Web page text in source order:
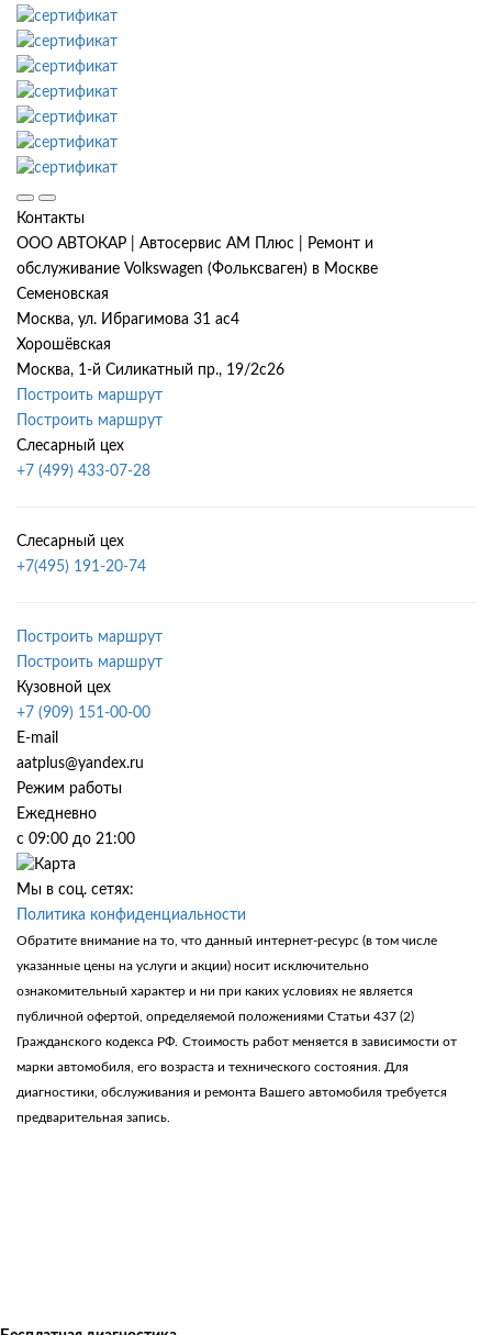
Контакты
ООО АВТОКАР | Автосервис АМ Плюс | Ремонт и
обслуживание Volkswagen (Фольксваген) в Москве
Семеновская
Москва, ул. Ибрагимова 31 ас4
Хорошёвская
Москва, 1-й Силикатный пр., 19/2с26
Построить маршрут
Построить маршрут
Слесарный цех
+7 (499) 433-07-28
Слесарный цех
+7(495) 191-20-74
Построить маршрут
Построить маршрут
Кузовной цех
+7 (909) 151-00-00
E-mail
aatplus@yandex.ru
Режим работы
Ежедневно
с 09:00 до 21:00
Мы в соц. сетях:
Политика конфиденциальности
Обратите внимание на то, что данный интернет-ресурс (в том числе
указанные цены на услуги и акции) носит исключительно
ознакомительный характер и ни при каких условиях не является
публичной офертой, определяемой положениями Статьи 437 (2)
Гражданского кодекса РФ. Стоимость работ меняется в зависимости от
марки автомобиля, его возраста и технического состояния. Для
диагностики, обслуживания и ремонта Вашего автомобиля требуется
предварительная запись.